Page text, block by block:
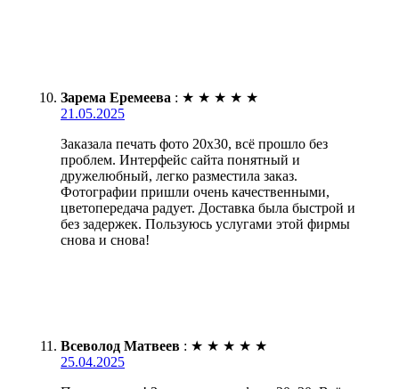
Зарема Еремеева : ★ ★ ★ ★ ★
21.05.2025
Заказала печать фото 20х30, всё прошло без
проблем. Интерфейс сайта понятный и
дружелюбный, легко разместила заказ.
Фотографии пришли очень качественными,
цветопередача радует. Доставка была быстрой и
без задержек. Пользуюсь услугами этой фирмы
снова и снова!
Всеволод Матвеев : ★ ★ ★ ★ ★
25.04.2025